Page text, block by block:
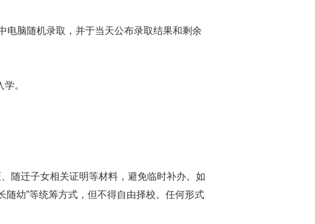
脑随机录取，并于当天公布录取结果和剩余
。
迁子女相关证明等材料，避免临时补办。如
随幼”等统筹方式，但不得自由择校。任何形式